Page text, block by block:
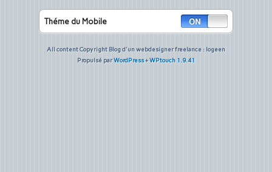
Théme du Mobile
All content Copyright Blog d'un webdesigner freelance : logeen
Propulsé parWordPress+WPtouch 1.9.41